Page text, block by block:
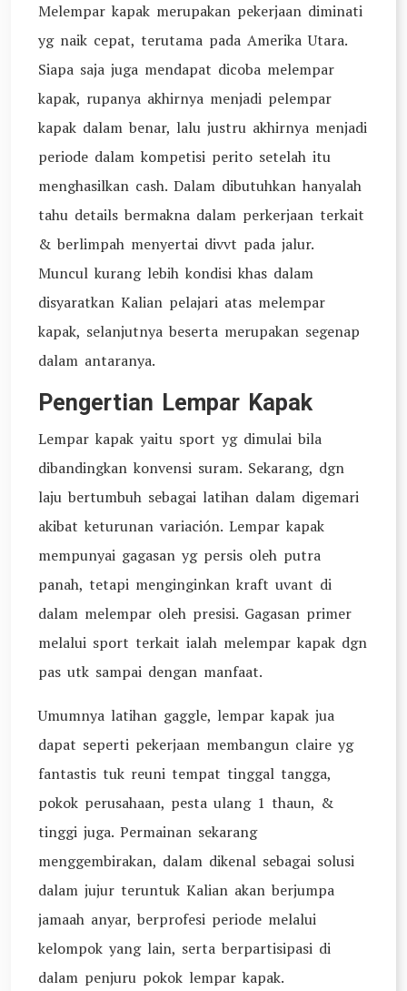
Melempar kapak merupakan pekerjaan diminati
yg naik cepat, terutama pada Amerika Utara.
Siapa saja juga mendapat dicoba melempar
kapak, rupanya akhirnya menjadi pelempar
kapak dalam benar, lalu justru akhirnya menjadi
periode dalam kompetisi perito setelah itu
menghasilkan cash. Dalam dibutuhkan hanyalah
tahu details bermakna dalam perkerjaan terkait
& berlimpah menyertai divvt pada jalur.
Muncul kurang lebih kondisi khas dalam
disyaratkan Kalian pelajari atas melempar
kapak, selanjutnya beserta merupakan segenap
dalam antaranya.
Pengertian Lempar Kapak
Lempar kapak yaitu sport yg dimulai bila
dibandingkan konvensi suram. Sekarang, dgn
laju bertumbuh sebagai latihan dalam digemari
akibat keturunan variación. Lempar kapak
mempunyai gagasan yg persis oleh putra
panah, tetapi menginginkan kraft uvant di
dalam melempar oleh presisi. Gagasan primer
melalui sport terkait ialah melempar kapak dgn
pas utk sampai dengan manfaat.
Umumnya latihan gaggle, lempar kapak jua
dapat seperti pekerjaan membangun claire yg
fantastis tuk reuni tempat tinggal tangga,
pokok perusahaan, pesta ulang 1 thaun, &
tinggi juga. Permainan sekarang
menggembirakan, dalam dikenal sebagai solusi
dalam jujur teruntuk Kalian akan berjumpa
jamaah anyar, berprofesi periode melalui
kelompok yang lain, serta berpartisipasi di
dalam penjuru pokok lempar kapak.